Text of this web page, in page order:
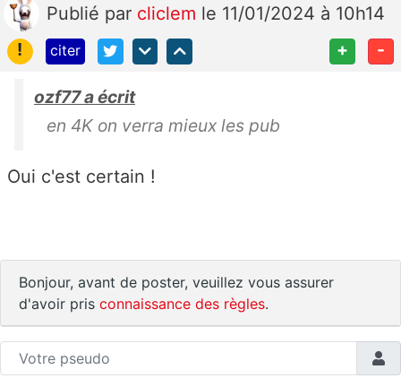
Publié par cliclem le 11/01/2024 à 10h14
!
citer + -
ozf77 a écrit
en 4K on verra mieux les pub
Oui c'est certain !
Bonjour, avant de poster, veuillez vous assurer
d'avoir pris connaissance des règles.